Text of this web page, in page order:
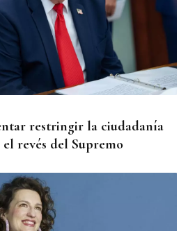
restringir la ciudadanía
revés del Supremo